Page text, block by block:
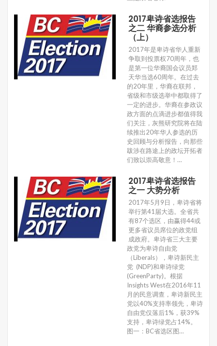
2017卑诗省选报告
之二 华裔参选分析
（上）
2017年是卑诗省华人重新
争取到投票权70周年，也
是第一位华裔国会议员郑
天华当选60周年。在过去
的20年里，华裔在联邦，
省级和市级选举中都取得了
一定的进步。华裔在参政议
政方面的点滴进步都值得我
们关注，灰熊研究院将在陆
续推出20年华人参选的历
史回顾与分析报告，向那些
跋涉在路途上的政坛开拓者
们致以崇高敬意！…
2017卑诗省选报告
之一 大势分析
2017年5月9日，卑诗省将
举行第41届大选。全省共
有87个选区，由赢得44或
更多省议员席位的政党组
成政府。卑诗省三大主要
政党为卑诗自由党
（Liberals），卑诗新民主
党 (NDP)和卑诗绿党
(GreenParty)。根据
Insights West在2016年11
月的民意调查，卑诗新民主
党以40%支持率领先，卑诗
自由党仅落后1%，获39%
支持，卑诗绿党占14%。
图一：BC省选区图…